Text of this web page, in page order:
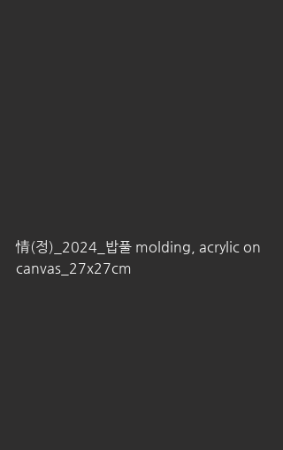
情(정)_2024_밥풀 molding, acrylic on
canvas_27x27cm